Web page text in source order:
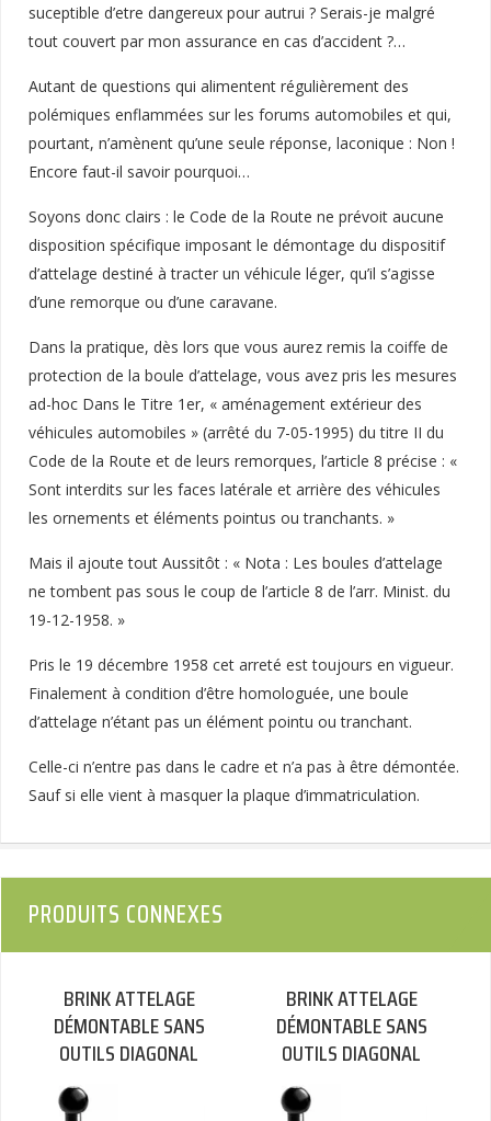
suceptible d’etre dangereux pour autrui ? Serais-je malgré
tout couvert par mon assurance en cas d’accident ?…
Autant de questions qui alimentent régulièrement des
polémiques enflammées sur les forums automobiles et qui,
pourtant, n’amènent qu’une seule réponse, laconique : Non !
Encore faut-il savoir pourquoi…
Soyons donc clairs : le Code de la Route ne prévoit aucune
disposition spécifique imposant le démontage du dispositif
d’attelage destiné à tracter un véhicule léger, qu’il s’agisse
d’une remorque ou d’une caravane.
Dans la pratique, dès lors que vous aurez remis la coiffe de
protection de la boule d’attelage, vous avez pris les mesures
ad-hoc Dans le Titre 1er, « aménagement extérieur des
véhicules automobiles » (arrêté du 7-05-1995) du titre II du
Code de la Route et de leurs remorques, l’article 8 précise : «
Sont interdits sur les faces latérale et arrière des véhicules
les ornements et éléments pointus ou tranchants. »
Mais il ajoute tout Aussitôt : « Nota : Les boules d’attelage
ne tombent pas sous le coup de l’article 8 de l’arr. Minist. du
19-12-1958. »
Pris le 19 décembre 1958 cet arreté est toujours en vigueur.
Finalement à condition d’être homologuée, une boule
d’attelage n’étant pas un élément pointu ou tranchant.
Celle-ci n’entre pas dans le cadre et n’a pas à être démontée.
Sauf si elle vient à masquer la plaque d’immatriculation.
PRODUITS CONNEXES
BRINK ATTELAGE
DÉMONTABLE SANS
OUTILS DIAGONAL
BRINK ATTELAGE
DÉMONTABLE SANS
OUTILS DIAGONAL